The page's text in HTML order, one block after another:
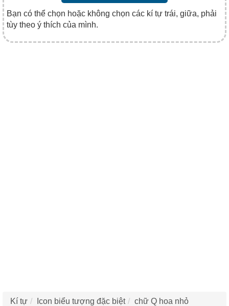
Bạn có thể chọn hoặc không chọn các kí tự trái, giữa, phải
tùy theo ý thích của mình.
Kí tự Icon biểu tượng đặc biệt chữ Q hoa nhỏ